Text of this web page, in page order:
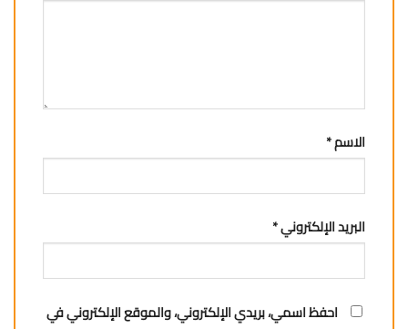
الاسم*
البريد الإلكتروني*
احفظ اسمي، بريدي الإلكتروني، والموقع الإلكتروني في